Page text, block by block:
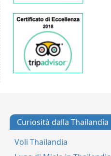
Curiosità dalla Thailandia
Voli Thailandia